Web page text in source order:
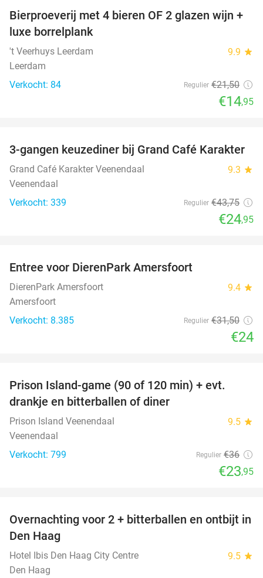
30%
Bierproeverij met 4 bieren OF 2 glazen wijn +
luxe borrelplank
't Veerhuys Leerdam 9.9 star
Leerdam
Verkocht: 84
Regulier €21,50
€14,95
43%
3-gangen keuzediner bij Grand Café Karakter
Grand Café Karakter Veenendaal 9.3 star
Veenendaal
Verkocht: 339
Regulier €43,75
€24,95
Entree voor DierenPark Amersfoort
DierenPark Amersfoort 9.4 star
Amersfoort
Verkocht: 8.385
Regulier €31,50
€24
Prison Island-game (90 of 120 min) + evt.
drankje en bitterballen of diner
Prison Island Veenendaal 9.5 star
Veenendaal
Verkocht: 799
Regulier €36
€23,95
41%
Overnachting voor 2 + bitterballen en ontbijt in
Den Haag
Hotel Ibis Den Haag City Centre 9.5 star
Den Haag